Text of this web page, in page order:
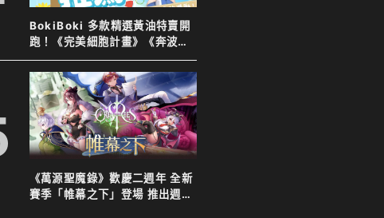
BokiBoki 多款精選黃油特賣開
跑！《完美細胞計畫》《奔波的
綾子小姐》等新舊作下殺７８
折！
《萬源聖魔錄》歡慶二週年 全新
賽季「帷幕之下」登場 推出週年